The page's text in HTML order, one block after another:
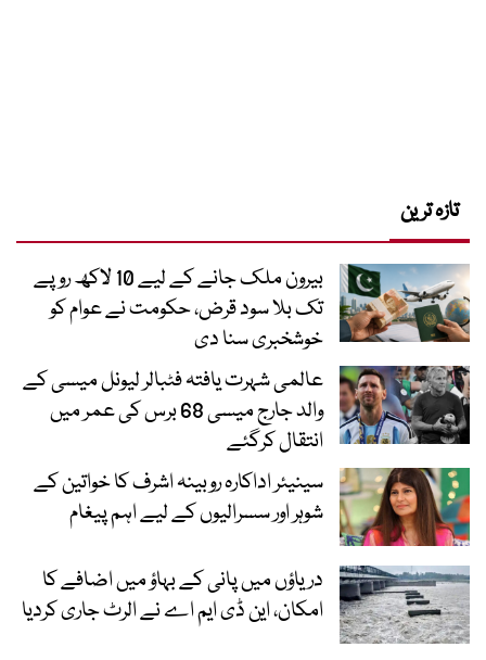
تازہ ترین
بیرون ملک جانے کے لیے 10 لاکھ روپے
تک بلا سود قرض، حکومت نے عوام کو
خوشخبری سنا دی
عالمی شہرت یافتہ فٹبالر لیونل میسی کے
والد جارج میسی 68 برس کی عمر میں
انتقال کرگئے
سینیئر اداکارہ روبینہ اشرف کا خواتین کے
شوہر اور سسرالیوں کے لیے اہم پیغام
دریاؤں میں پانی کے بہاؤ میں اضافے کا
امکان، این ڈی ایم اے نے الرٹ جاری کردیا